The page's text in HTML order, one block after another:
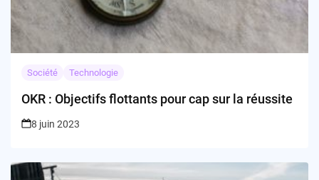
Société Technologie
OKR : Objectifs flottants pour cap sur la réussite
8 juin 2023